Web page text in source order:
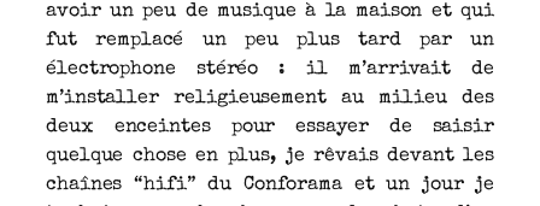
avoir un peu de musique à la maison et qui
fut remplacé un peu plus tard par un
électrophone stéréo : il m’arrivait de
m’installer religieusement au milieu des
deux enceintes pour essayer de saisir
quelque chose en plus, je rêvais devant les
chaînes “hifi” du Conforama et un jour je